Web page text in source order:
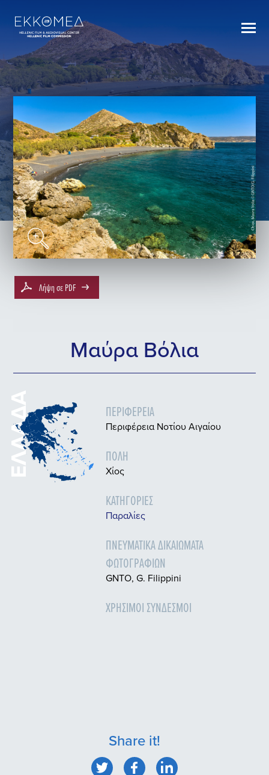
BACK TO INDEX
Λήψη σε PDF
Μαύρα Βόλια
ΕΛΛΆΔΑ ΠΕΡΙΦΈΡΕΙΑ
Περιφέρεια Νοτίου Αιγαίου
ΠΌΛΗ
Χίος
ΚΑΤΗΓΟΡΊΕΣ
Παραλίες
ΠΝΕΥΜΑΤΙΚΆ ΔΙΚΑΙΏΜΑΤΑ
ΦΩΤΟΓΡΑΦΙΏΝ
GNTO, G. Filippini
ΧΡΉΣΙΜΟΙ ΣΎΝΔΕΣΜΟΙ
Share it!